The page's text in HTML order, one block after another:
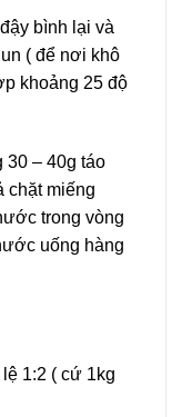
bình lại và
( để nơi khô
khoảng 25 độ
30 – 40g táo
chặt miếng
trong vòng
uống hàng
1:2 ( cứ 1kg